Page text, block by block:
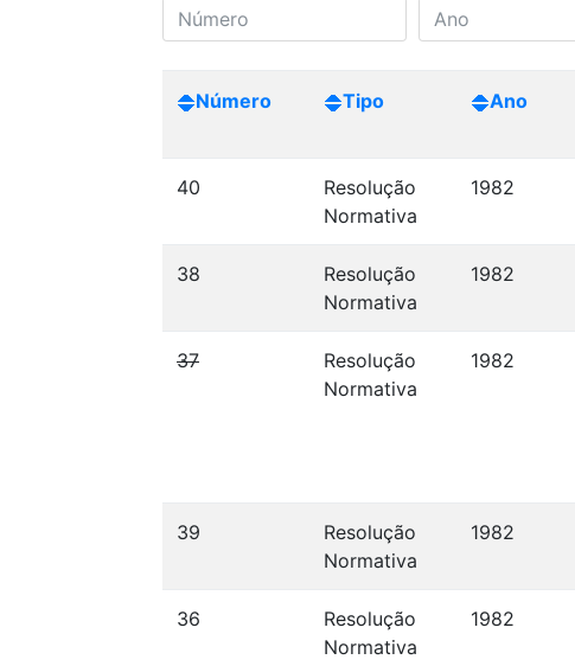
Número Tipo Ano
40
Resolução
Normativa
1982
38
Resolução
Normativa
1982
37
Resolução
Normativa
1982
39
Resolução
Normativa
1982
36
Resolução
Normativa
1982